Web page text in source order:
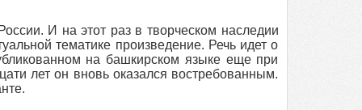
И на этот раз в творческом наследии
тематике произведение. Речь идет о
на башкирском языке еще при
лет он вновь оказался востребованным.